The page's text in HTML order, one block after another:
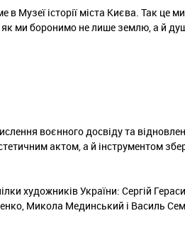
Музеї історії міста Києва. Так це
ми боронимо не лише землю, а й
воєнного досвіду та
актом, а й інструментом
художників України: Сергій
Микола Мединський і Василь